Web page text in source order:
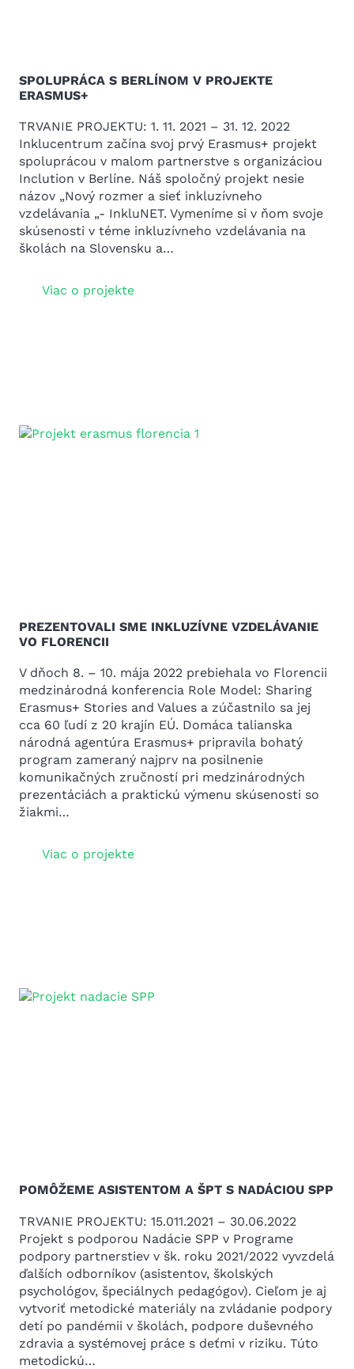
SPOLUPRÁCA S BERLÍNOM V PROJEKTE
ERASMUS+
TRVANIE PROJEKTU: 1. 11. 2021 – 31. 12. 2022
Inklucentrum začína svoj prvý Erasmus+ projekt
spoluprácou v malom partnerstve s organizáciou
Inclution v Berlíne. Náš spoločný projekt nesie
názov „Nový rozmer a sieť inkluzívneho
vzdelávania „- InkluNET. Vymeníme si v ňom svoje
skúsenosti v téme inkluzívneho vzdelávania na
školách na Slovensku a…
Viac o projekte
PREZENTOVALI SME INKLUZÍVNE VZDELÁVANIE
VO FLORENCII
V dňoch 8. – 10. mája 2022 prebiehala vo Florencii
medzinárodná konferencia Role Model: Sharing
Erasmus+ Stories and Values a zúčastnilo sa jej
cca 60 ľudí z 20 krajín EÚ. Domáca talianska
národná agentúra Erasmus+ pripravila bohatý
program zameraný najprv na posilnenie
komunikačných zručností pri medzinárodných
prezentáciách a praktickú výmenu skúsenosti so
žiakmi…
Viac o projekte
POMÔŽEME ASISTENTOM A ŠPT S NADÁCIOU SPP
TRVANIE PROJEKTU: 15.011.2021 – 30.06.2022
Projekt s podporou Nadácie SPP v Programe
podpory partnerstiev v šk. roku 2021/2022 vyvzdelá
ďalších odborníkov (asistentov, školských
psychológov, špeciálnych pedagógov). Cieľom je aj
vytvoriť metodické materiály na zvládanie podpory
detí po pandémii v školách, podpore duševného
zdravia a systémovej práce s deťmi v riziku. Túto
metodickú…